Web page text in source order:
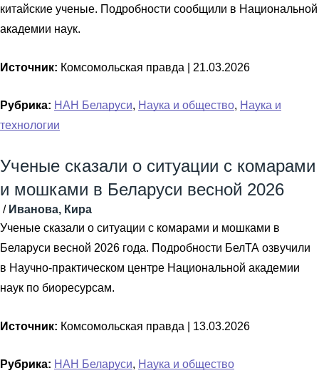
китайские ученые. Подробности сообщили в Национальной
академии наук.
Источник: Комсомольская правда | 21.03.2026
Рубрика: НАН Беларуси, Наука и общество, Наука и
технологии
Ученые сказали о ситуации с комарами
и мошками в Беларуси весной 2026
/ Иванова, Кира
Ученые сказали о ситуации с комарами и мошками в
Беларуси весной 2026 года. Подробности БелТА озвучили
в Научно-практическом центре Национальной академии
наук по биоресурсам.
Источник: Комсомольская правда | 13.03.2026
Рубрика: НАН Беларуси, Наука и общество